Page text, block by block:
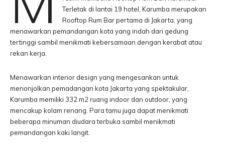
Terletak di lantai 19 hotel, Karumba merupakan
Rooftop Rum Bar pertama di Jakarta, yang
menawarkan pemandangan kota yang indah dari gedung
tertinggi sambil menikmati kebersamaan dengan kerabat atau
rekan kerja.
Menawarkan interior design yang mengesankan untuk
menonjolkan pemadangan kota Jakarta yang spektakular,
Karumba memiliki 332 m2 ruang indoor dan outdoor, yang
mencakup kolam renang. Para tamu juga dapat menikmati
beberapa minuman diudara terbuka sambil menikmati
pemandangan kaki langit.